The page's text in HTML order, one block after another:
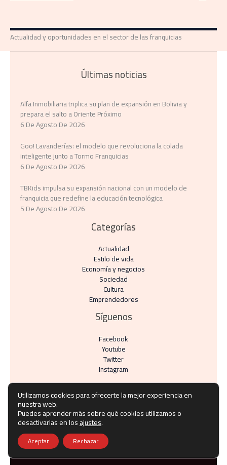
Actualidad y oportunidades en el sector de las franquicias
Últimas noticias
Alfa Inmobiliaria triplica su plan de expansión en Bolivia y
prepara el salto a Oriente Próximo
6 De Agosto De 2026
Goo! Lavanderías: el modelo que revoluciona la colada
inteligente junto a Tormo Franquicias
6 De Agosto De 2026
TBKids impulsa su expansión nacional con un modelo de
franquicia que redefine la educación tecnológica
5 De Agosto De 2026
Categorías
Actualidad
Estilo de vida
Economía y negocios​
Sociedad
Cultura
Emprendedores
Síguenos
Facebook
Youtube
Twitter
Instagram
Copyright © Todos los derechos reservados -
noticiasdefranquicias.es
Política de privacidad-Política de cookies
Utilizamos cookies para ofrecerte la mejor experiencia en
nuestra web.
Puedes aprender más sobre qué cookies utilizamos o
desactivarlas en losajustes.
Aceptar Rechazar